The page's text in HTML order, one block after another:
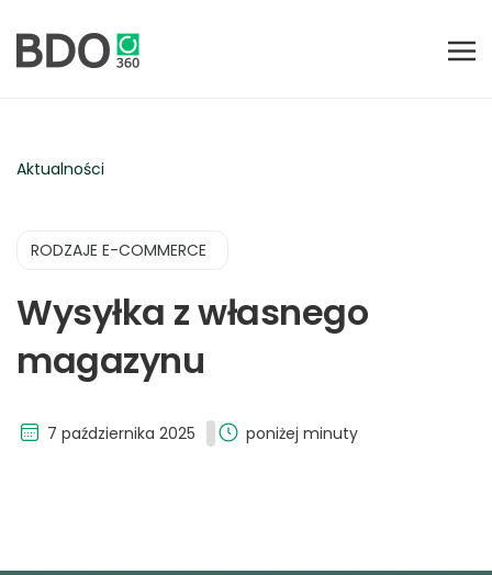
Aktualności
RODZAJE E-COMMERCE
Wysyłka z własnego
magazynu
7 października 2025 poniżej minuty